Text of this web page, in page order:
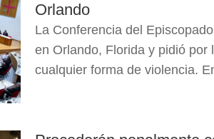
Orlando
La Conferencia del
en Orlando, Florida y pidió
cualquier forma de violencia.